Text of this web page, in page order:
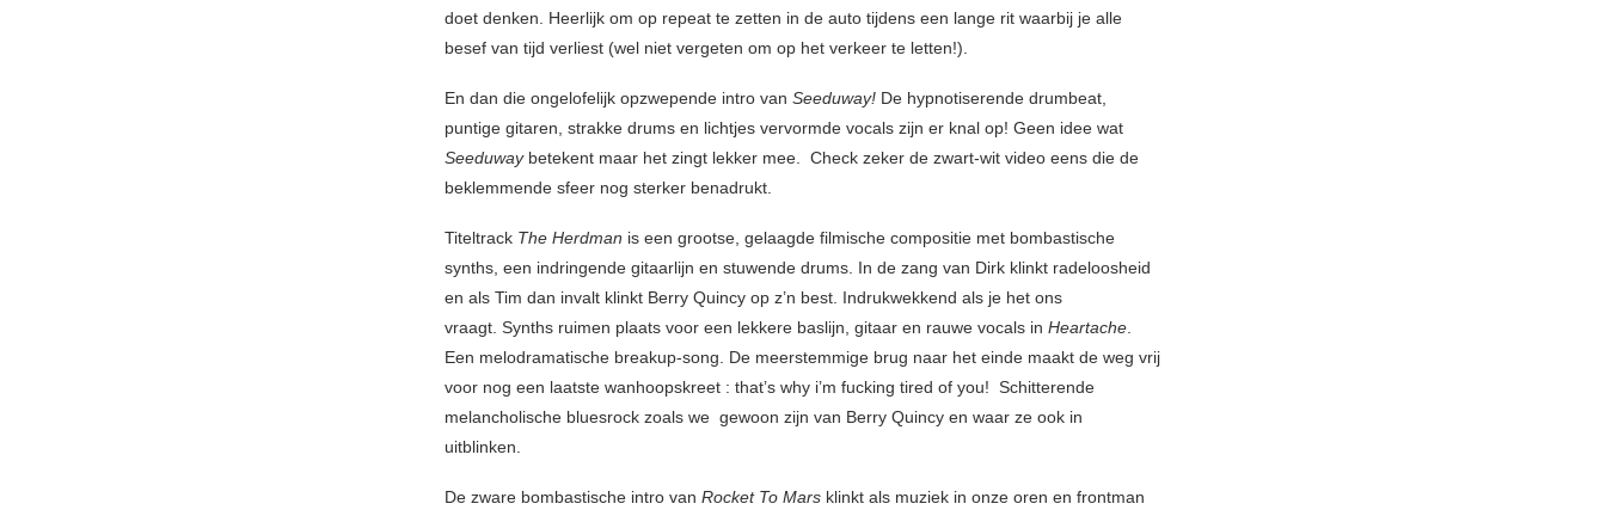
doet denken. Heerlijk om op repeat te zetten in de auto tijdens een lange rit waarbij je alle
besef van tijd verliest (wel niet vergeten om op het verkeer te letten!).
En dan die ongelofelijk opzwepende intro van Seeduway! De hypnotiserende drumbeat,
puntige gitaren, strakke drums en lichtjes vervormde vocals zijn er knal op! Geen idee wat
Seeduwaybetekent maar het zingt lekker mee. Check zeker de zwart-wit video eens die de
beklemmende sfeer nog sterker benadrukt.
Titeltrack The Herdman is een grootse, gelaagde filmische compositie met bombastische
synths, een indringende gitaarlijn en stuwende drums. In de zang van Dirk klinkt radeloosheid
en als Tim dan invalt klinkt Berry Quincy op z’n best. Indrukwekkend als je het ons
vraagt. Synths ruimen plaats voor een lekkere baslijn, gitaar en rauwe vocals in Heartache.
Een melodramatische breakup-song. De meerstemmige brug naar het einde maakt de weg vrij
voor nog een laatste wanhoopskreet : that’s why i’m fucking tired of you! Schitterende
melancholische bluesrock zoals we gewoon zijn van Berry Quincy en waar ze ook in
uitblinken.
De zware bombastische intro van Rocket To Mars klinkt als muziek in onze oren en frontman